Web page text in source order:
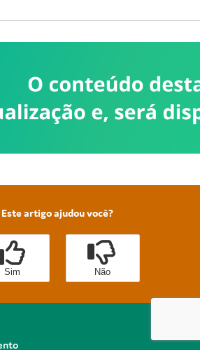
Este artigo ajudou você?
Sim Não